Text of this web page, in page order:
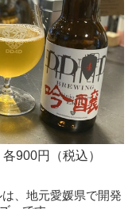
900円（税込）
、地元愛媛県で開発